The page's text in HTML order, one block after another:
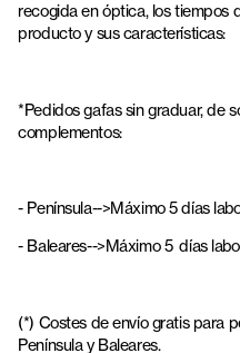
recogida en óptica, los tiempos
producto y sus características:
*Pedidos gafas sin graduar, de
complementos:
- Península-->Máximo 5 días
- Baleares-->Máximo 5 días
(*) Costes de envío gratis para
Península y Baleares.